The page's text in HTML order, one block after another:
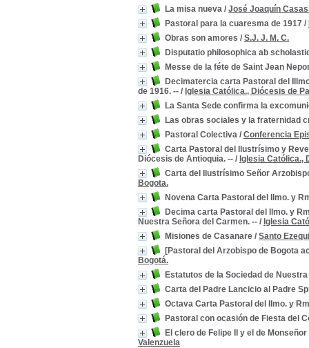
La misa nueva / José Joaquín
Pastoral para la cuaresma de 1917 /
Obras son amores / S.J. J. M. C.
Disputatio philosophica ab
Messe de la féte de Saint Jean
Decimatercia carta Pastoral del
de 1916. -- / Iglesia Católica., Diócesis de
La Santa Sede confirma la
Las obras sociales y la fraternidad
Pastoral Colectiva / Conferencia
Carta Pastoral del Ilustrísimo y
Diócesis de Antioquia. -- / Iglesia Católica.,
Carta del Ilustrísimo Señor
Bogota.
Novena Carta Pastoral del Ilmo. y
Decima carta Pastoral del Ilmo. y
Nuestra Señora del Carmen. -- / Iglesia
Misiones de Casanare / Santo
[Pastoral del Arzobispo de Bogota
Bogotá.
Estatutos de la Sociedad de
Carta del Padre Lancicio al Padre
Octava Carta Pastoral del Ilmo. y
Pastoral con ocasión de Fiesta del
El clero de Felipe II y el de
Valenzuela